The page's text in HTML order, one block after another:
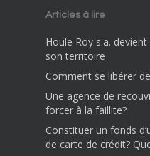
Articles à lire
Houle Roy s.a.
son territoire
Comment se libérer
Une agence de
forcer à la faillite?
Constituer un fonds
de carte de crédit?